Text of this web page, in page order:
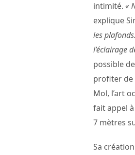
intimité. «
explique
les
l’éclairage
possible
profiter de
Mol, l’art
fait appel à
7 mètres
Sa